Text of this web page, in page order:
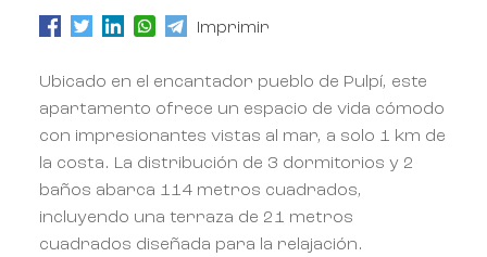
Imprimir
Ubicado en el encantador pueblo de Pulpí, este
apartamento ofrece un espacio de vida cómodo
con impresionantes vistas al mar, a solo 1 km de
la costa. La distribución de 3 dormitorios y 2
baños abarca 114 metros cuadrados,
incluyendo una terraza de 21 metros
cuadrados diseñada para la relajación.